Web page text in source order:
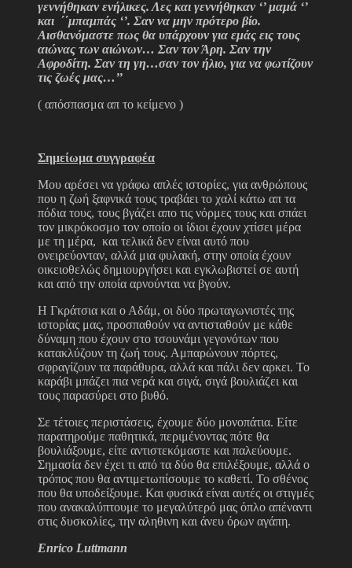
γεννήθηκαν ενήλικες. Λες και γεννήθηκαν ‘’ μαμά ‘’
και ΄΄μπαμπάς ‘’. Σαν να μην πρότερο βίο.
Αισθανόμαστε πως θα υπάρχουν για εμάς εις τους
αιώνας των αιώνων… Σαν τον Άρη. Σαν την
Αφροδίτη. Σαν τη γη…σαν τον ήλιο, για να φωτίζουν
τις ζωές μας…’’
( απόσπασμα απ το κείμενο )
Σημείωμα συγγραφέα
Μου αρέσει να γράφω απλές ιστορίες, για ανθρώπους
που η ζωή ξαφνικά τους τραβάει το χαλί κάτω απ τα
πόδια τους, τους βγάζει απο τις νόρμες τους και σπάει
τον μικρόκοσμο τον οποίο οι ίδιοι έχουν χτίσει μέρα
με τη μέρα, και τελικά δεν είναι αυτό που
ονειρεύονταν, αλλά μια φυλακή, στην οποία έχουν
οικειοθελώς δημιουργήσει και εγκλωβιστεί σε αυτή
και από την οποία αρνούνται να βγούν.
Η Γκράτσια και ο Αδάμ, οι δύο πρωταγωνιστές της
ιστορίας μας, προσπαθούν να αντισταθούν με κάθε
δύναμη που έχουν στο τσουνάμι γεγονότων που
κατακλύζουν τη ζωή τους. Αμπαρώνουν πόρτες,
σφραγίζουν τα παράθυρα, αλλά και πάλι δεν αρκει. Το
καράβι μπάζει πια νερά και σιγά, σιγά βουλιάζει και
τους παρασύρει στο βυθό.
Σε τέτοιες περιστάσεις, έχουμε δύο μονοπάτια. Είτε
παρατηρούμε παθητικά, περιμένοντας πότε θα
βουλιάξουμε, είτε αντιστεκόμαστε και παλεύουμε.
Σημασία δεν έχει τι από τα δύο θα επιλέξουμε, αλλά ο
τρόπος που θα αντιμετωπίσουμε το καθετί. Το σθένος
που θα υποδείξουμε. Και φυσικά είναι αυτές οι στιγμές
που ανακαλύπτουμε το μεγαλύτερό μας όπλο απέναντι
στις δυσκολίες, την αληθινη και άνευ όρων αγάπη.
Enrico Luttmann